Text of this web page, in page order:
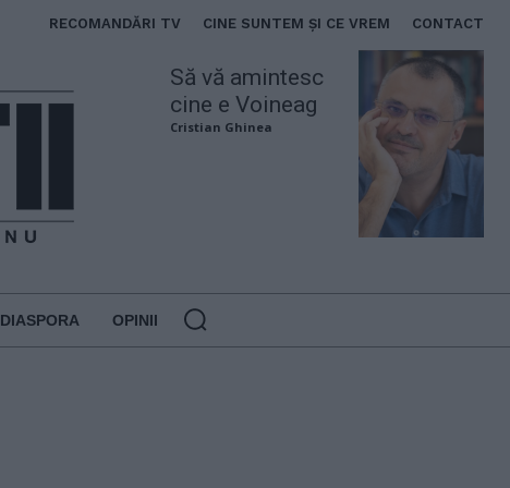
RECOMANDĂRI TV CINE SUNTEM ȘI CE VREM CONTACT
Să vă amintesc
cine e Voineag
Cristian Ghinea
DIASPORA OPINII